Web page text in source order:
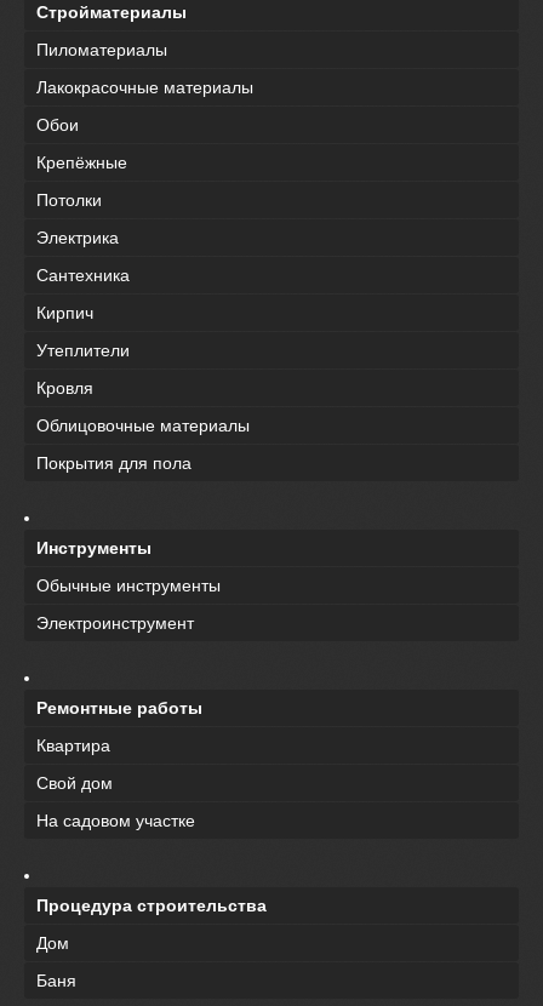
Стройматериалы
Пиломатериалы
Лакокрасочные материалы
Обои
Крепёжные
Потолки
Электрика
Сантехника
Кирпич
Утеплители
Кровля
Облицовочные материалы
Покрытия для пола
Инструменты
Обычные инструменты
Электроинструмент
Ремонтные работы
Квартира
Свой дом
На садовом участке
Процедура строительства
Дом
Баня